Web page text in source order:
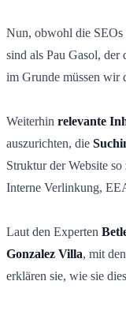
Nun, obwohl die SEOs
sind als Pau Gasol,
im Grunde müssen wir
Weiterhin relevante
auszurichten, die
Struktur der Website so
Interne Verlinkung,
Laut den Experten
Gonzalez Villa, mit
erklären sie, wie sie